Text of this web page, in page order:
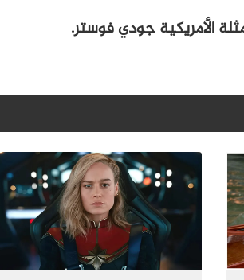
الأمريكية جودي فوستر.